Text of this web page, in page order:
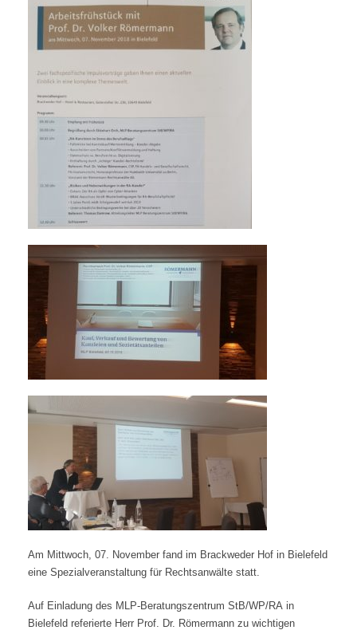
Am Mittwoch, 07. November fand im Brackweder Hof in Bielefeld
eine Spezialveranstaltung für Rechtsanwälte statt.
Auf Einladung des MLP-Beratungszentrum StB/WP/RA in
Bielefeld referierte Herr Prof. Dr. Römermann zu wichtigen